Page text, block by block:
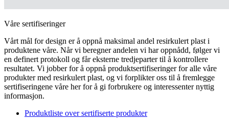
Våre sertifiseringer
Vårt mål for design er å oppnå maksimal andel resirkulert plast i
produktene våre. Når vi beregner andelen vi har oppnådd, følger vi
en definert protokoll og får eksterne tredjeparter til å kontrollere
resultatet. Vi jobber for å oppnå produktsertifiseringer for alle våre
produkter med resirkulert plast, og vi forplikter oss til å fremlegge
sertifiseringene våre her for å gi forbrukere og interessenter nyttig
informasjon.
Produktliste over sertifiserte produkter